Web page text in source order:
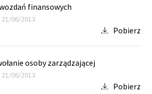
finansowych
06/2013
Pobierz
osoby zarządzającej
06/2013
Pobierz